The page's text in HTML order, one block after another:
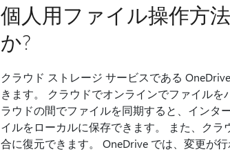
個人用ファイル操作方
か?
クラウド ストレージ サービスである
きます。 クラウドでオンラインでファイルを
ラウドの間でファイルを同期すると、インタ
イルをローカルに保存できます。 また、ク
合に復元できます。 OneDrive では、変更が